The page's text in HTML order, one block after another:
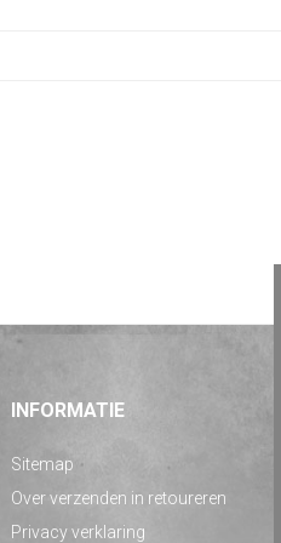
INFORMATIE
Sitemap
Over verzenden in retoureren
Privacy verklaring